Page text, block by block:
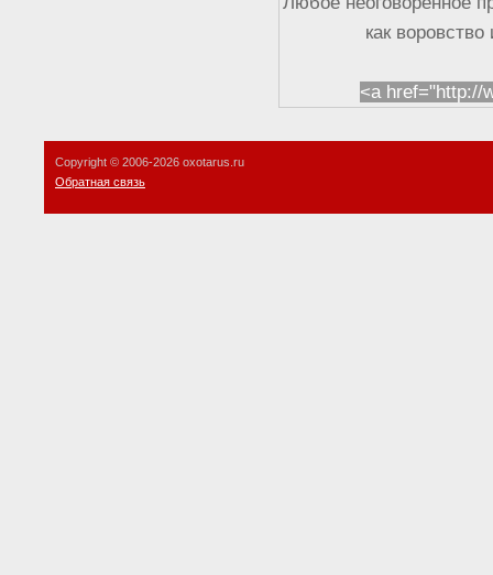
как
<a href="http://
Copyright © 2006-2026 oxotarus.ru
Обратная связь